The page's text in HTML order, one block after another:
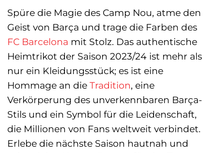
Spüre die Magie des Camp Nou, atme den
Geist von Barça und trage die Farben des
FC Barcelona mit Stolz. Das authentische
Heimtrikot der Saison 2023/24 ist mehr als
nur ein Kleidungsstück; es ist eine
Hommage an die Tradition, eine
Verkörperung des unverkennbaren Barça-
Stils und ein Symbol für die Leidenschaft,
die Millionen von Fans weltweit verbindet.
Erlebe die nächste Saison hautnah und